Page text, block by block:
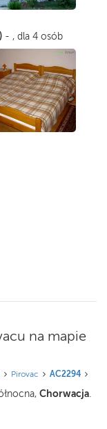
- , dla 4 osób
na mapie
Pirovac AC2294
Chorwacja